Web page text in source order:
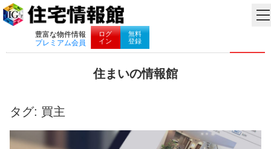
豊富な物件情報
プレミアム会員
ログ
イン
無料
登録
ナビゲーション
住まいの情報館
い
と
暮
ら
タグ: 買主